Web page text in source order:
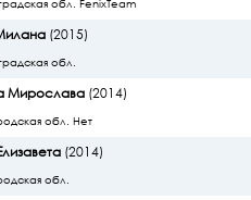
обл. FenixTeam
(2015)
обл.
Мирослава(2014)
обл. Нет
(2014)
обл.